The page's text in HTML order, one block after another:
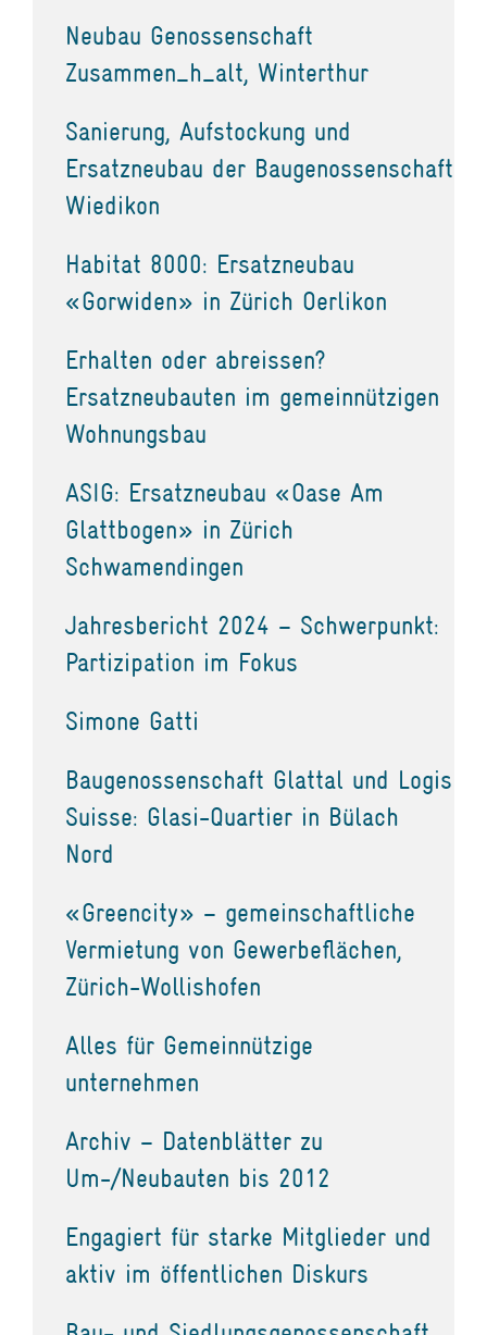
Neubau Genossenschaft
Zusammen_h_alt, Winterthur
Sanierung, Aufstockung und
Ersatzneubau der Baugenossenschaft
Wiedikon
Habitat 8000: Ersatzneubau
«Gorwiden» in Zürich Oerlikon
Erhalten oder abreissen?
Ersatzneubauten im gemeinnützigen
Wohnungsbau
ASIG: Ersatzneubau «Oase Am
Glattbogen» in Zürich
Schwamendingen
Jahresbericht 2024 – Schwerpunkt:
Partizipation im Fokus
Simone Gatti
Baugenossenschaft Glattal und Logis
Suisse: Glasi-Quartier in Bülach
Nord
«Greencity» – gemeinschaftliche
Vermietung von Gewerbeflächen,
Zürich-Wollishofen
Alles für Gemeinnützige
unternehmen
Archiv – Datenblätter zu
Um-/Neubauten bis 2012
Engagiert für starke Mitglieder und
aktiv im öffentlichen Diskurs